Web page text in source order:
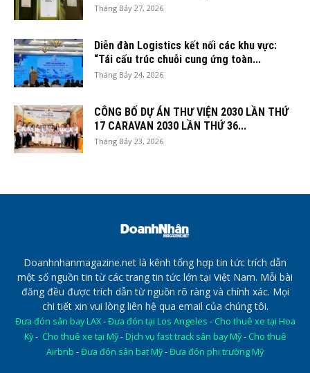
Tháng Bảy 27, 2026
Diễn đàn Logistics kết nối các khu vực:
“Tái cấu trúc chuỗi cung ứng toàn...
Tháng Bảy 24, 2026
CÔNG BỐ DỰ ÁN THƯ VIỆN 2030 LẦN THỨ
17 CARAVAN 2030 LẦN THỨ 36...
Tháng Bảy 23, 2026
Doanhnhanmagazine.net là kênh tổng hợp tin tức trích dẫn
một số nguồn tin từ các trang tin tức lớn tại Việt Nam. Mỗi bài
đăng đều được trích dẫn từ nguồn rõ ràng và chính xác. Mọi
chi tiết xin vui lòng liên hệ qua email của chúng tôi.
Đưa đón sân bay LAX-Đưa đón tại Los Angeles - Cho thuê xe tại Hoa
Kỳ- Cho thuê xe tại Mỹ- Dịch vụ fast track sân bay Mỹ- Cho thuê
Airbnb -Đưa đón sân bat Mỹ-Đưa đón phi trường Mỹ